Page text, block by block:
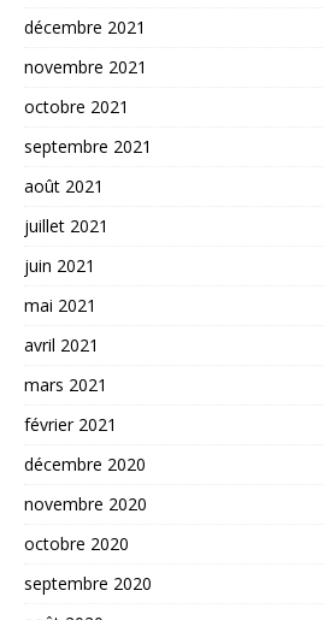
décembre 2021
novembre 2021
octobre 2021
septembre 2021
août 2021
juillet 2021
juin 2021
mai 2021
avril 2021
mars 2021
février 2021
décembre 2020
novembre 2020
octobre 2020
septembre 2020